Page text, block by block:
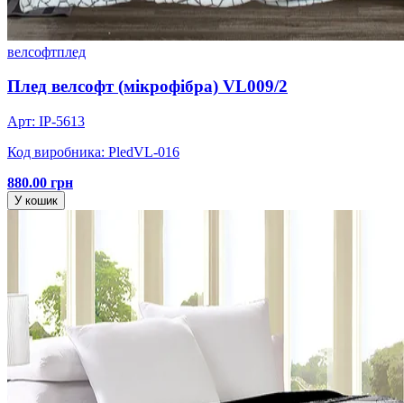
велсофтплед
Плед велсофт (мікрофібра) VL009/2
Арт: IP-5613
Код виробника: PledVL-016
880.00 грн
У кошик